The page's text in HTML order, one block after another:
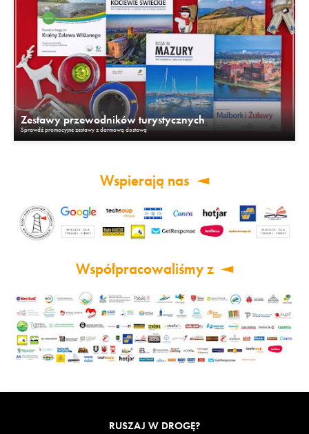
Zestawy przewodników turystycznych
Sprawdź promocyjne zestawy z darmową dostawą
Wspierają nas
Współpracowaliśmy z
RUSZAJ W DROGĘ?